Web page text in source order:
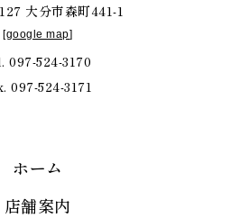
大分市森町441-1
[google map]
097-524-3170
097-524-3171
ホーム
店舗案内